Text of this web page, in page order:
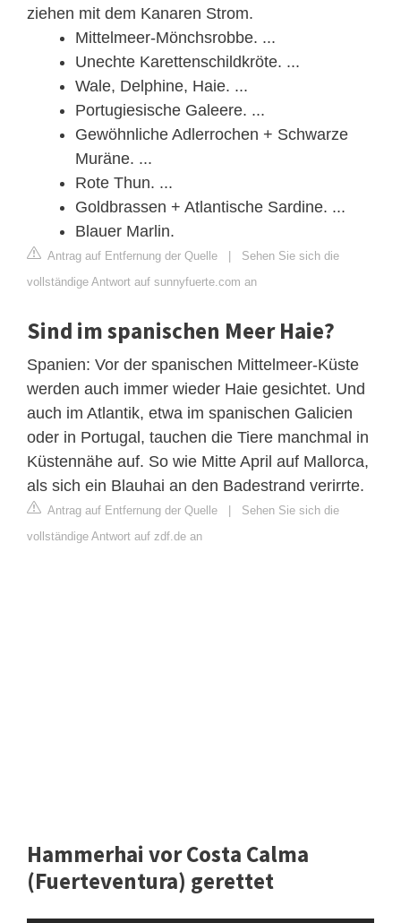
ziehen mit dem Kanaren Strom.
Mittelmeer-Mönchsrobbe. ...
Unechte Karettenschildkröte. ...
Wale, Delphine, Haie. ...
Portugiesische Galeere. ...
Gewöhnliche Adlerrochen + Schwarze
Muräne. ...
Rote Thun. ...
Goldbrassen + Atlantische Sardine. ...
Blauer Marlin.
Antrag auf Entfernung der Quelle
Sehen Sie sich die
vollständige Antwort auf sunnyfuerte.com an
Sind im spanischen Meer Haie?
Spanien: Vor der spanischen Mittelmeer-Küste
werden auch immer wieder Haie gesichtet. Und
auch im Atlantik, etwa im spanischen Galicien
oder in Portugal, tauchen die Tiere manchmal in
Küstennähe auf. So wie Mitte April auf Mallorca,
als sich ein Blauhai an den Badestrand verirrte.
Antrag auf Entfernung der Quelle
Sehen Sie sich die
vollständige Antwort auf zdf.de an
Hammerhai vor Costa Calma
(Fuerteventura) gerettet